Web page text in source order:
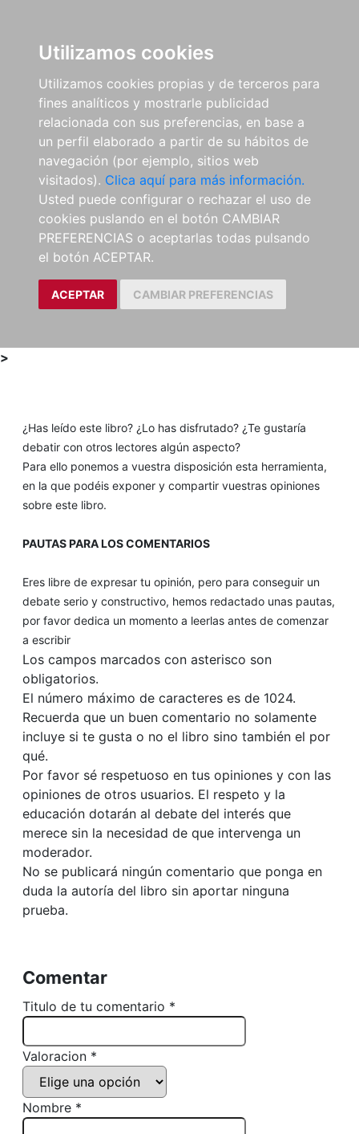
Utilizamos cookies
Utilizamos cookies propias y de terceros para
fines analíticos y mostrarle publicidad
relacionada con sus preferencias, en base a
un perfil elaborado a partir de su hábitos de
navegación (por ejemplo, sitios web
visitados). Clica aquí para más información.
Usted puede configurar o rechazar el uso de
cookies puslando en el botón CAMBIAR
PREFERENCIAS o aceptarlas todas pulsando
el botón ACEPTAR.
ACEPTAR CAMBIAR PREFERENCIAS
>
¿Has leído este libro? ¿Lo has disfrutado? ¿Te gustaría
debatir con otros lectores algún aspecto?
Para ello ponemos a vuestra disposición esta herramienta,
en la que podéis exponer y compartir vuestras opiniones
sobre este libro.
PAUTAS PARA LOS COMENTARIOS
Eres libre de expresar tu opinión, pero para conseguir un
debate serio y constructivo, hemos redactado unas pautas,
por favor dedica un momento a leerlas antes de comenzar
a escribir
Los campos marcados con asterisco son
obligatorios.
El número máximo de caracteres es de 1024.
Recuerda que un buen comentario no solamente
incluye si te gusta o no el libro sino también el por
qué.
Por favor sé respetuoso en tus opiniones y con las
opiniones de otros usuarios. El respeto y la
educación dotarán al debate del interés que
merece sin la necesidad de que intervenga un
moderador.
No se publicará ningún comentario que ponga en
duda la autoría del libro sin aportar ninguna
prueba.
Comentar
Titulo de tu comentario *
Valoracion *
Nombre *